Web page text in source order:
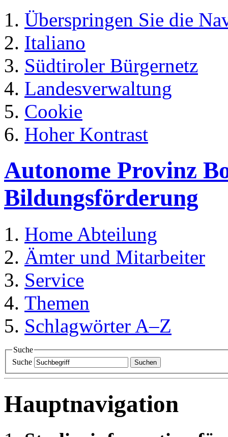
Überspringen Sie die
Italiano
Südtiroler Bürgernetz
Landesverwaltung
Cookie
Hoher Kontrast
Autonome Provinz
Bildungsförderung
Home Abteilung
Ämter und Mitarbeiter
Service
Themen
Schlagwörter A–Z
Suche
Suche
Suchen
Hauptnavigation